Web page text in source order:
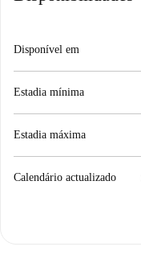
Disponível em
Estadia mínima
Estadia máxima
Calendário actualizado